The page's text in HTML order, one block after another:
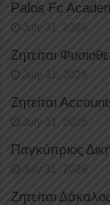
Pafos Fc
July 31, 2026
Ζητείται
July 31, 2026
Ζητείται
July 31, 2026
Παγκύπριος
July 31, 2026
Ζητείται